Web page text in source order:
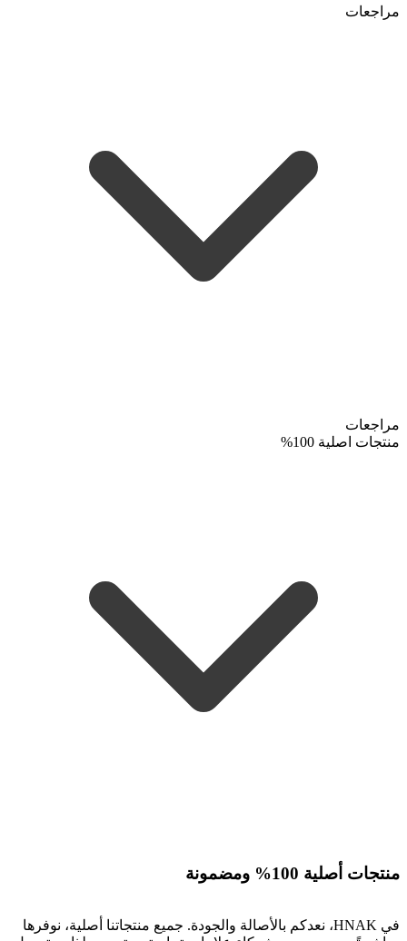
مراجعات
مراجعات
منتجات اصلية 100%
منتجات أصلية 100% ومضمونة
في HNAK، نعدكم بالأصالة والجودة. جميع منتجاتنا أصلية، نوفرها